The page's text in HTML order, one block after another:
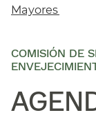
Mayores​​
COMISIÓN DE